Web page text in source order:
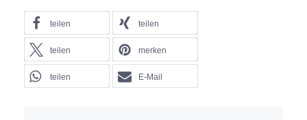
teilen teilen
teilen merken
teilen E-Mail